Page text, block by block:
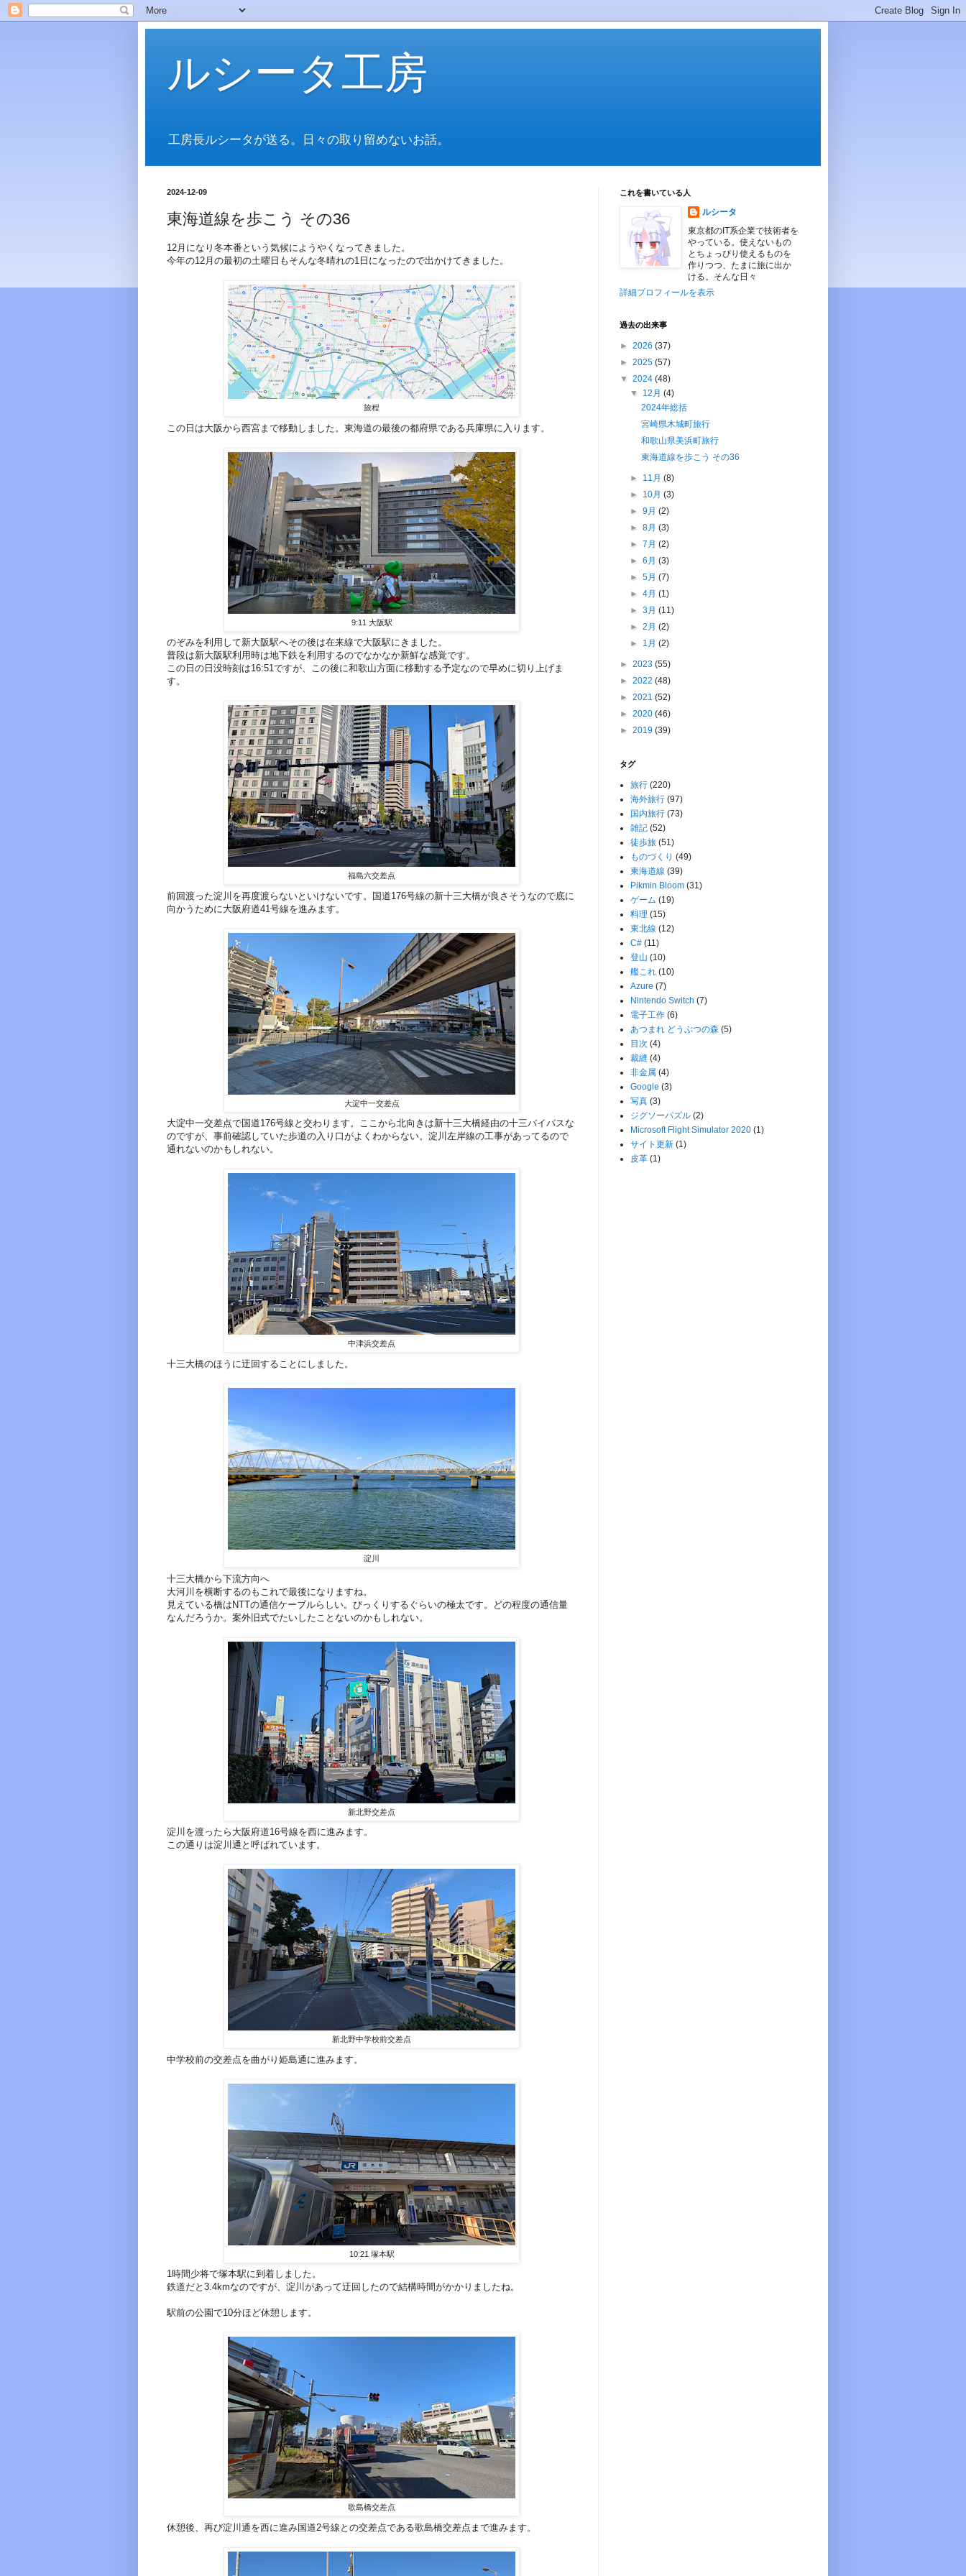
ルシータ工房
工房長ルシータが送る。日々の取り留めないお話。
2024-12-09
東海道線を歩こう その36
12月になり冬本番という気候にようやくなってきました。
今年の12月の最初の土曜日もそんな冬晴れの1日になったので出かけてきました。
旅程
この日は大阪から西宮まで移動しました。東海道の最後の都府県である兵庫県に入ります。
9:11 大阪駅
のぞみを利用して新大阪駅へその後は在来線で大阪駅にきました。
普段は新大阪駅利用時は地下鉄を利用するのでなかなか新鮮な感覚です。
この日の日没時刻は16:51ですが、この後に和歌山方面に移動する予定なので早めに切り上げま
す。
福島六交差点
前回渡った淀川を再度渡らないといけないです。国道176号線の新十三大橋が良さそうなので底に
向かうために大阪府道41号線を進みます。
大淀中一交差点
大淀中一交差点で国道176号線と交わります。ここから北向きは新十三大橋経由の十三バイパスな
のですが、事前確認していた歩道の入り口がよくわからない。淀川左岸線の工事があってるので
通れないのかもしれない。
中津浜交差点
十三大橋のほうに迂回することにしました。
淀川
十三大橋から下流方向へ
大河川を横断するのもこれで最後になりますね。
見えている橋はNTTの通信ケーブルらしい。びっくりするぐらいの極太です。どの程度の通信量
なんだろうか。案外旧式でたいしたことないのかもしれない。
新北野交差点
淀川を渡ったら大阪府道16号線を西に進みます。
この通りは淀川通と呼ばれています。
新北野中学校前交差点
中学校前の交差点を曲がり姫島通に進みます。
10:21 塚本駅
1時間少将で塚本駅に到着しました。
鉄道だと3.4kmなのですが、淀川があって迂回したので結構時間がかかりましたね。
駅前の公園で10分ほど休憩します。
歌島橋交差点
休憩後、再び淀川通を西に進み国道2号線との交差点である歌島橋交差点まで進みます。
これを書いている人
ルシータ
東京都のIT系企業で技術者を
やっている。使えないもの
とちょっぴり使えるものを
作りつつ、たまに旅に出か
ける。そんな日々
詳細プロフィールを表示
過去の出来事
► 2026 (37)
► 2025 (57)
▼ 2024 (48)
▼ 12月(4)
2024年総括
宮崎県木城町旅行
和歌山県美浜町旅行
東海道線を歩こう その36
► 11月(8)
► 10月(3)
►9月(2)
►8月(3)
►7月(2)
►6月(3)
►5月(7)
►4月(1)
►3月(11)
►2月(2)
► 1月(2)
► 2023 (55)
► 2022 (48)
► 2021 (52)
► 2020 (46)
► 2019 (39)
タグ
旅行 (220)
海外旅行 (97)
国内旅行 (73)
雑記 (52)
徒歩旅 (51)
ものづくり (49)
東海道線 (39)
Pikmin Bloom (31)
ゲーム (19)
料理 (15)
東北線 (12)
C# (11)
登山 (10)
艦これ (10)
Azure (7)
Nintendo Switch (7)
電子工作 (6)
あつまれ どうぶつの森 (5)
目次 (4)
裁縫 (4)
非金属 (4)
Google (3)
写真 (3)
ジグソーパズル (2)
Microsoft Flight Simulator 2020 (1)
サイト更新 (1)
皮革 (1)